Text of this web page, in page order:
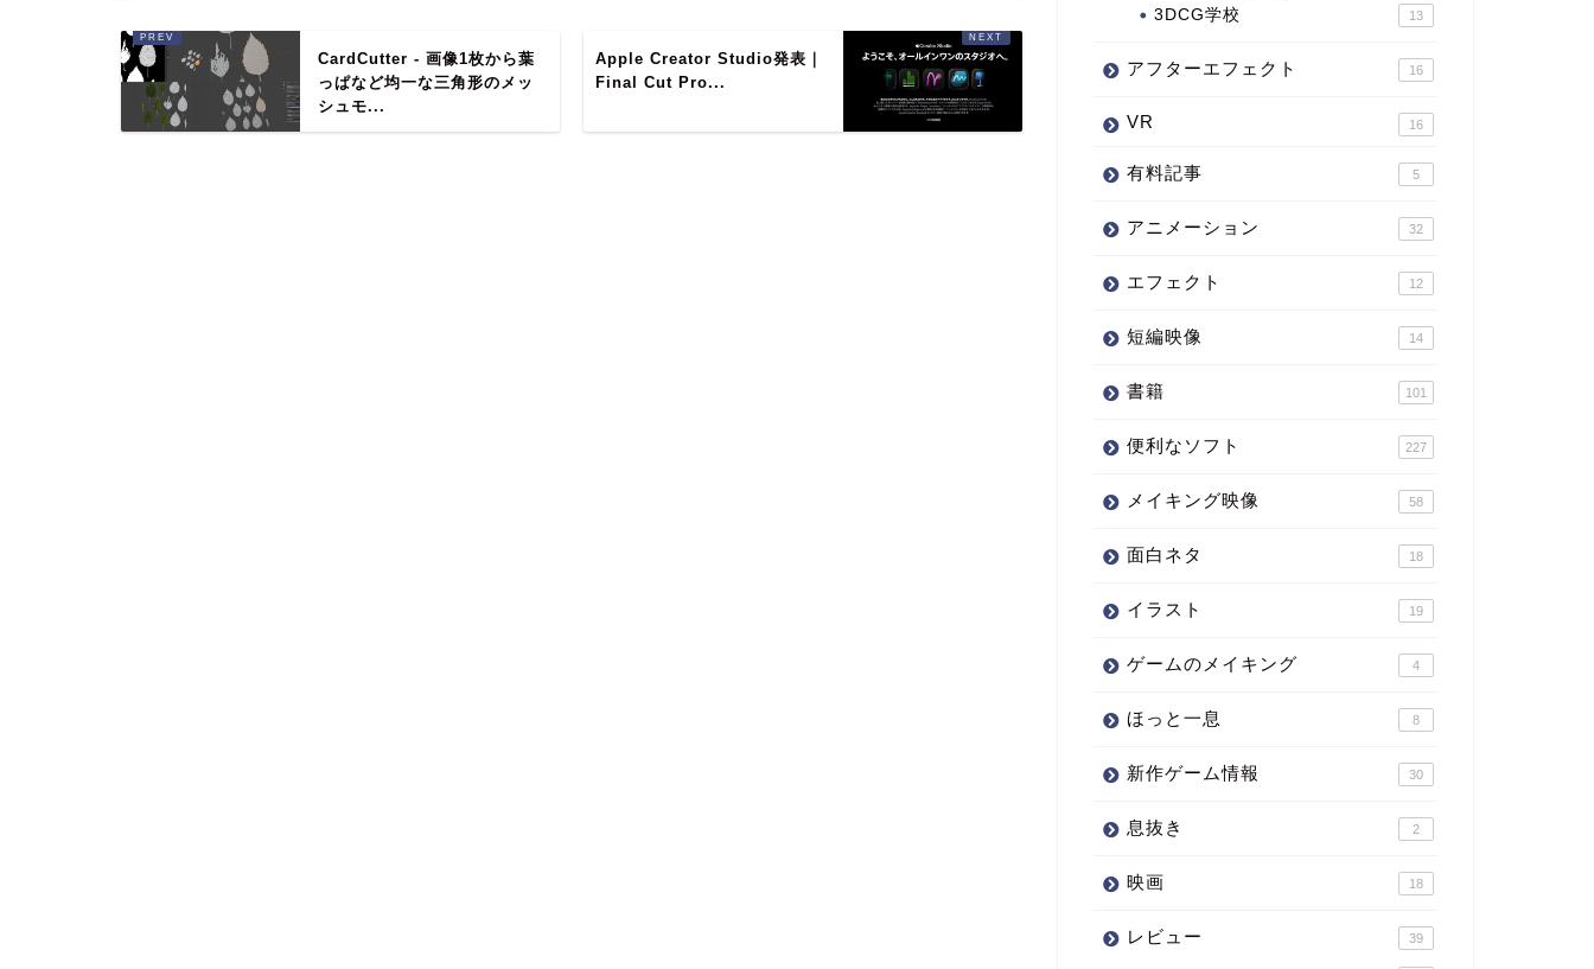
CardCutter - 画像1枚から葉
っぱなど均一な三角形のメッ
シュモ...
Apple Creator Studio発表｜
Final Cut Pro...
3DCG学校 13
アフターエフェクト 16
VR 16
有料記事 5
アニメーション 32
エフェクト 12
短編映像 14
書籍 101
便利なソフト 227
メイキング映像 58
面白ネタ 18
イラスト 19
ゲームのメイキング 4
ほっと一息 8
新作ゲーム情報 30
息抜き 2
映画 18
レビュー 39